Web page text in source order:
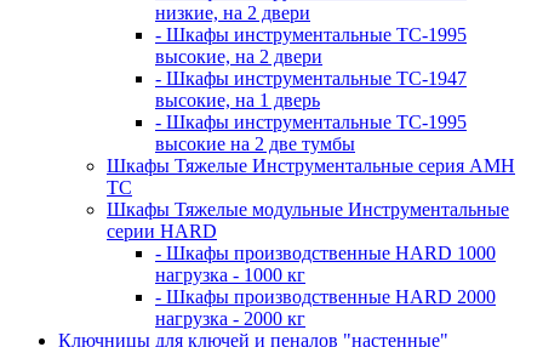
низкие, на 2 двери
- Шкафы инструментальные TC-1995
высокие, на 2 двери
- Шкафы инструментальные ТС-1947
высокие, на 1 дверь
- Шкафы инструментальные ТС-1995
высокие на 2 две тумбы
Шкафы Тяжелые Инструментальные серия AMH
TC
Шкафы Тяжелые модульные Инструментальные
серии HARD
- Шкафы производственные HARD 1000
нагрузка - 1000 кг
- Шкафы производственные HARD 2000
нагрузка - 2000 кг
Ключницы для ключей и пеналов "настенные"